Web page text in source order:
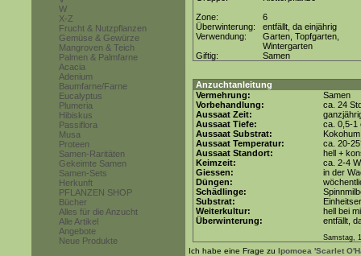
W
X-Z
Frucht & Nutzpflanzen
Gemüse & Gewürze
Mangroven & Teich
Palmen & Palmfarne
Acacia
Adenium
Baumfarne/Farne
Eucalyptus
Plumeria
Hibiskus
Passiflora
Musa
Proteen
Samen-Raritäten
Gekeimte Samen
Samen-Sets
Herkunft
PFLANZEN SHOP
Bücher
Alles für die Anzucht
Alle Artikel
Angebote
Neue Produkte
Zone:
6
Überwinterung:
entfällt, da einjährig
Verwendung:
Garten, Topfgarten,
Wintergarten
Giftig:
Samen
Anzuchtanleitung
Vermehrung:
Samen
Vorbehandlung:
ca. 24
Aussaat Zeit:
Aussaat Tiefe:
ca. 0,5-1
Aussaat Substrat:
Aussaat Temperatur:
ca. 20-
Aussaat Standort:
hell +
Keimzeit:
ca. 2-4
Giessen:
in der
Düngen:
Schädlinge:
Substrat:
Weiterkultur:
hell bei
Überwinterung:
entfällt,
Samstag,
Ich habe eine Frage zu Ipomoea 'Scarlet